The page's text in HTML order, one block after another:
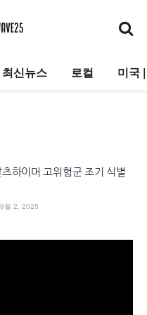
최신뉴스 로컬 미국
하이머 고위험군 조기 식별
9월 2, 2025